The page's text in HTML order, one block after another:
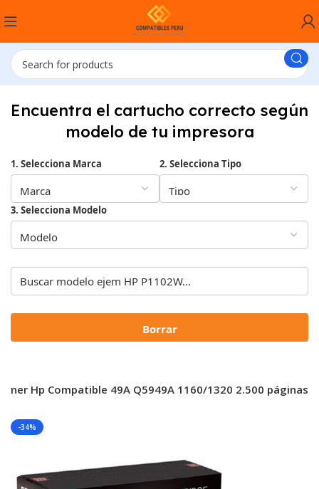
Encuentra el cartucho correcto según
modelo de tu impresora
1. Selecciona Marca 2. Selecciona Tipo
3. Selecciona Modelo
Borrar
Hp Compatible 49A Q5949A 1160/1320 2.500 páginas
-34%